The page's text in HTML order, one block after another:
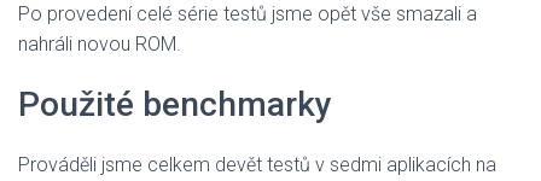
Po provedení celé série testů jsme opět vše smazali a
nahráli novou ROM.
Použité benchmarky
Prováděli jsme celkem devět testů v sedmi aplikacích na